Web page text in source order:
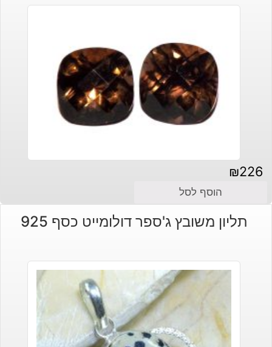
₪226
הוסף לסל
תליון משובץ ג'ספר דולומייט כסף 925